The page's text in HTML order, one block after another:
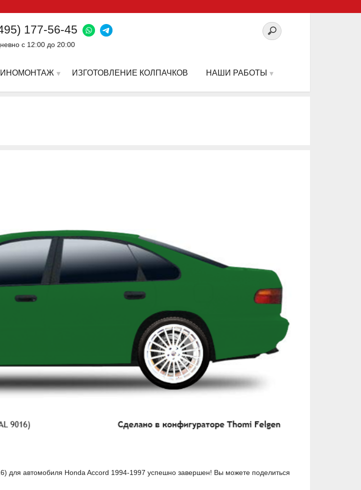
177-56-45
с 12:00 до 20:00
ИЗГОТОВЛЕНИЕ КОЛПАЧКОВ
НАШИ РАБОТЫ
для автомобиля Honda Accord 1994-1997 успешно завершен! Вы можете поделиться